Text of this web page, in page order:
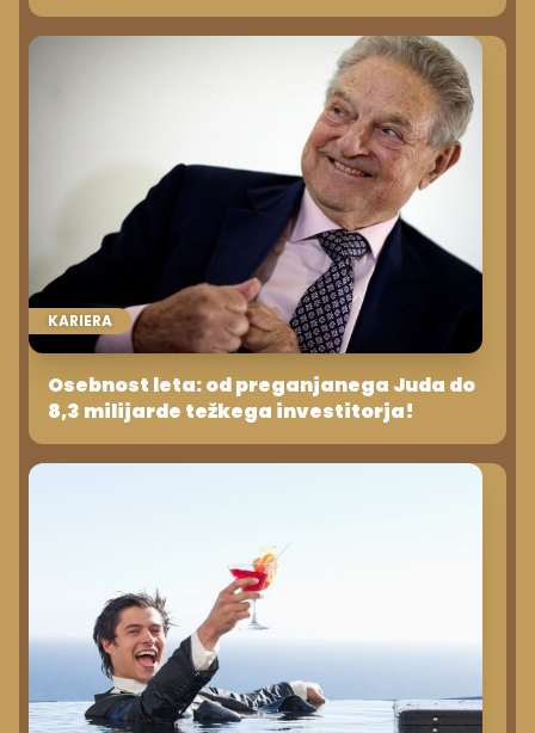
KARIERA
Osebnost leta: od preganjanega Juda do
8,3 milijarde težkega investitorja!